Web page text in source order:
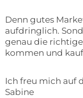
Denn gutes
aufdringlich.
genau die
kommen und
Ich freu mich auf
Sabine